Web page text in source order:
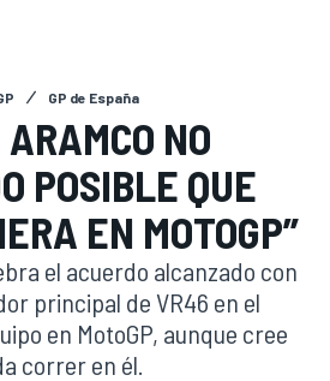
GP de España
NO
POSIBLE QUE
EN MOTOGP”
el acuerdo alcanzado con
principal de VR46 en el
en MotoGP, aunque cree
correr en él.